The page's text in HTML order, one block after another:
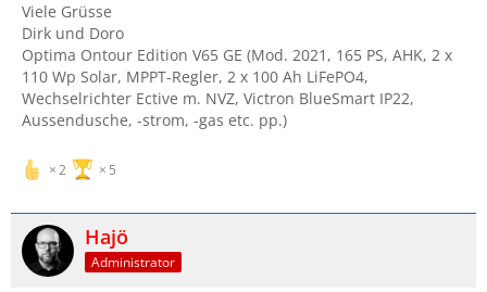
Viele Grüsse
Dirk und Doro
Optima Ontour Edition V65 GE (Mod. 2021, 165 PS, AHK, 2 x
110 Wp Solar, MPPT-Regler, 2 x 100 Ah LiFePO4,
Wechselrichter Ective m. NVZ, Victron BlueSmart IP22,
Aussendusche, -strom, -gas etc. pp.)
2 5
Hajö
Administrator